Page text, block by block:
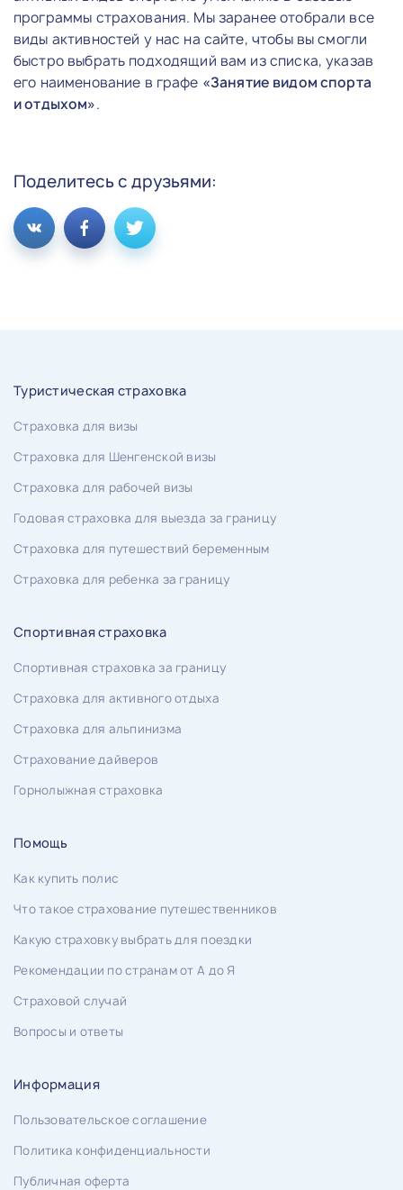
программы страхования. Мы заранее отобрали все
виды активностей у нас на сайте, чтобы вы смогли
быстро выбрать подходящий вам из списка, указав
его наименование в графе «Занятие видом спорта
и отдыхом».
Поделитесь с друзьями:
Туристическая страховка
Страховка для визы
Страховка для Шенгенской визы
Страховка для рабочей визы
Годовая страховка для выезда за границу
Страховка для путешествий беременным
Страховка для ребенка за границу
Спортивная страховка
Спортивная страховка за границу
Страховка для активного отдыха
Страховка для альпинизма
Страхование дайверов
Горнолыжная страховка
Помощь
Как купить полис
Что такое страхование путешественников
Какую страховку выбрать для поездки
Рекомендации по странам от А до Я
Страховой случай
Вопросы и ответы
Информация
Пользовательское соглашение
Политика конфиденциальности
Публичная оферта